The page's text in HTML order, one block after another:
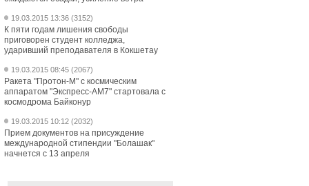
19.03.2015 13:36 (3152)
К пяти годам лишения свободы
приговорен студент колледжа,
ударивший преподавателя в Кокшетау
19.03.2015 08:45 (2067)
Ракета "Протон-М" с космическим
аппаратом "Экспресс-АМ7" стартовала с
космодрома Байконур
19.03.2015 10:12 (2032)
Прием документов на присуждение
международной стипендии "Болашак"
начнется с 13 апреля